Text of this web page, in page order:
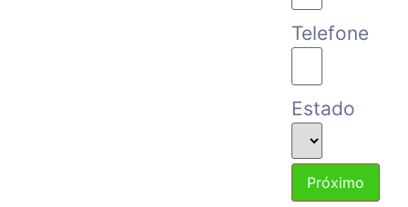
Telefone
Estado
Próximo